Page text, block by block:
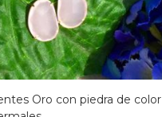
Oro con piedra de color